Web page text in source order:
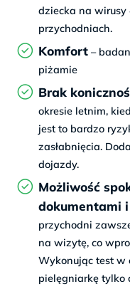
dziecka na wirusy
przychodniach.
Komfort –
piżamie
Brak
okresie letnim,
jest to bardzo
zasłabnięcia.
dojazdy.
Możliwość
dokumentami i
przychodni
na wizytę, co
Wykonując test w
pielęgniarkę tylko